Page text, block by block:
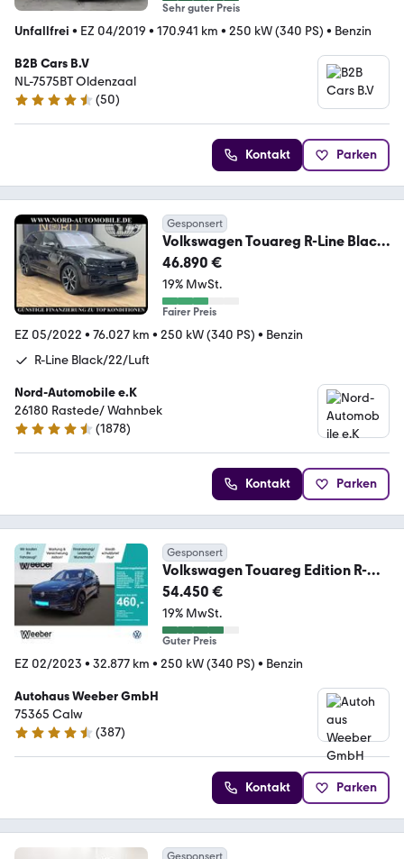
Sehr guter Preis
Unfallfrei • EZ 04/2019 • 170.941 km • 250 kW (340 PS) • Benzin
B2B Cars B.V
NL-7575BT Oldenzaal
4.3 Sterne
(50)
Kontakt Parken
Gesponsert
Volkswagen Touareg R-Line Black
4MOT 3.0 TSI 22/Luft/StHz R
46.890 €
19% MwSt.
Fairer Preis
EZ 05/2022 • 76.027 km • 250 kW (340 PS) • Benzin
R-Line Black/22/Luft
Nord-Automobile e.K
26180 Rastede/ Wahnbek
4.7 Sterne
(1878)
Kontakt Parken
Gesponsert
Volkswagen Touareg Edition R-
Line
*AHK*STHZ*PANO*LUFT*360°
54.450 €
19% MwSt.
Guter Preis
EZ 02/2023 • 32.877 km • 250 kW (340 PS) • Benzin
Autohaus Weeber GmbH
75365 Calw
4.6 Sterne
(387)
Kontakt Parken
Gesponsert